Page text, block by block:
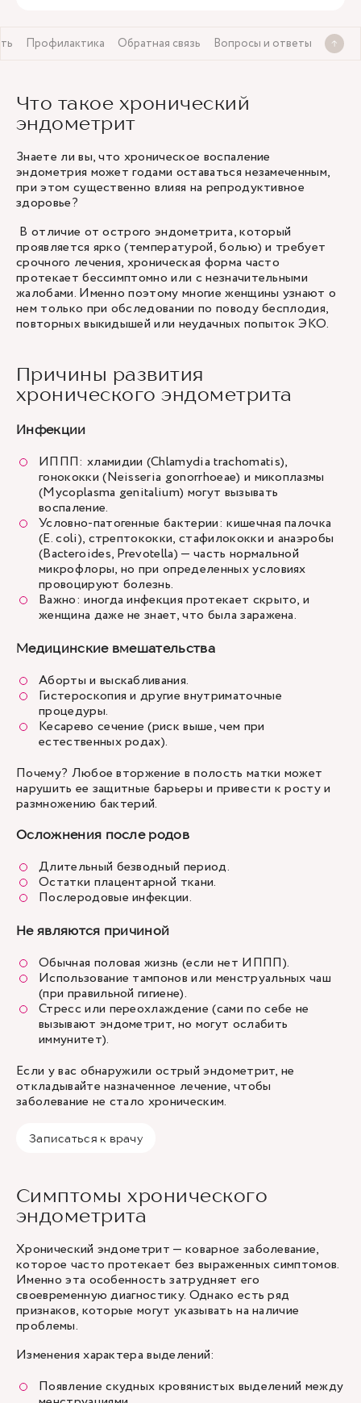
Профилактика Обратная связь Вопросы и ответы
Что такое хронический
эндометрит
Знаете ли вы, что хроническое воспаление
эндометрия может годами оставаться незамеченным,
при этом существенно влияя на репродуктивное
здоровье?
В отличие от острого эндометрита, который
проявляется ярко (температурой, болью) и требует
срочного лечения, хроническая форма часто
протекает бессимптомно или с незначительными
жалобами. Именно поэтому многие женщины узнают о
нем только при обследовании по поводу бесплодия,
повторных выкидышей или неудачных попыток ЭКО.
Причины развития
хронического эндометрита
Инфекции
ИППП: хламидии (Chlamydia trachomatis),
гонококки (Neisseria gonorrhoeae) и микоплазмы
(Mycoplasma genitalium) могут вызывать
воспаление.
Условно-патогенные бактерии: кишечная палочка
(E. coli), стрептококки, стафилококки и анаэробы
(Bacteroides, Prevotella) — часть нормальной
микрофлоры, но при определенных условиях
провоцируют болезнь.
Важно: иногда инфекция протекает скрыто, и
женщина даже не знает, что была заражена.
Медицинские вмешательства
Аборты и выскабливания.
Гистероскопия и другие внутриматочные
процедуры.
Кесарево сечение (риск выше, чем при
естественных родах).
Почему? Любое вторжение в полость матки может
нарушить ее защитные барьеры и привести к росту и
размножению бактерий.
Осложнения после родов
Длительный безводный период.
Остатки плацентарной ткани.
Послеродовые инфекции.
Не являются причиной
Обычная половая жизнь (если нет ИППП).
Использование тампонов или менструальных чаш
(при правильной гигиене).
Стресс или переохлаждение (сами по себе не
вызывают эндометрит, но могут ослабить
иммунитет).
Если у вас обнаружили острый эндометрит, не
откладывайте назначенное лечение, чтобы
заболевание не стало хроническим.
Записаться к врачу
Симптомы хронического
эндометрита
Хронический эндометрит — коварное заболевание,
которое часто протекает без выраженных симптомов.
Именно эта особенность затрудняет его
своевременную диагностику. Однако есть ряд
признаков, которые могут указывать на наличие
проблемы.
Изменения характера выделений:
Появление скудных кровянистых выделений между